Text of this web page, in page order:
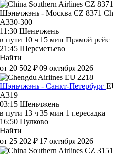
Шэньчжэнь - Москва CZ 8371
A330-300
11:30 Шеньчжень
в пути 10 ч 15 мин Прямой рейс
21:45 Шереметьево
Найти
от 20 502 ₽ 09 октября 2026
Шэньчжэнь - Санкт-Петербург
A319
03:15 Шеньчжень
в пути 13 ч 35 мин 1 пересадка
16:50 Пулково
Найти
от 25 202 ₽ 17 октября 2026